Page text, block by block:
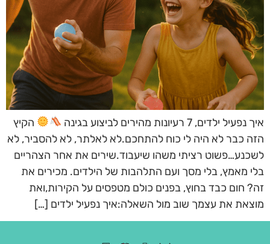
איך נפעיל ילדים, 7 רעיונות מהירים לביצוע בגינה
הקיץ
הזה כבר לא היה לי כוח להתחכם.לא לאלתר, לא להסביר, לא
לשכנע…פשוט רציתי משהו שיעבוד.שירים את אחר הצהריים
בלי מאמץ, בלי מסך ועם התלהבות של הילדים. מכירים את
זה? חום כבד בחוץ, בפנים כולם מטפסים על הקירות,ואת
מוצאת את עצמך שוב מול השאלה:איך נפעיל ילדים […]